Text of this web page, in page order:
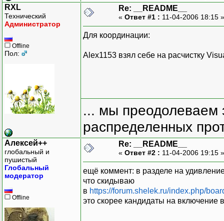
RXL
Технический
Администратор
Offline
Пол:
Re: __README__
« Ответ #1 : 11-04-2006 18:15
Для координации:
Alex1153 взял себе на расчистку
... мы преодолеваем
распределенных
Алексей++
глобальный и
пушистый
Глобальный
модератор
Offline
Re: __README__
« Ответ #2 : 11-04-2006 19:15
ещё коммент: в разделе на
что скидываю
в https://forum.shelek.ru/index.php/
это скорее кандидаты на включение